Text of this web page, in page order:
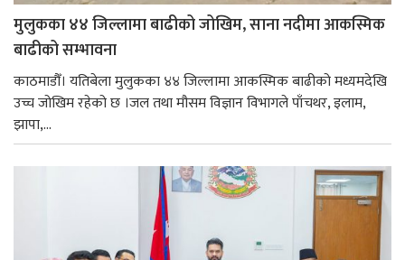
मुलुकका ४४ जिल्लामा बाढीको जोखिम, साना नदीमा आकस्मिक
बाढीको सम्भावना
काठमाडौँ। यतिबेला मुलुकका ४४ जिल्लामा आकस्मिक बाढीको मध्यमदेखि
उच्च जोखिम रहेको छ ।जल तथा मौसम विज्ञान विभागले पाँचथर, इलाम,
झापा,...